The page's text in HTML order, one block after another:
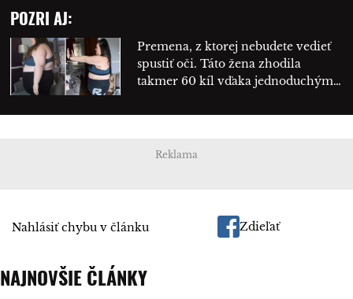
POZRI AJ:
Premena, z ktorej nebudete vedieť
spustiť oči. Táto žena zhodila
takmer 60 kíl vďaka jednoduchým…
Reklama
Nahlásiť chybu v článku Zdieľať
NAJNOVŠIE ČLÁNKY